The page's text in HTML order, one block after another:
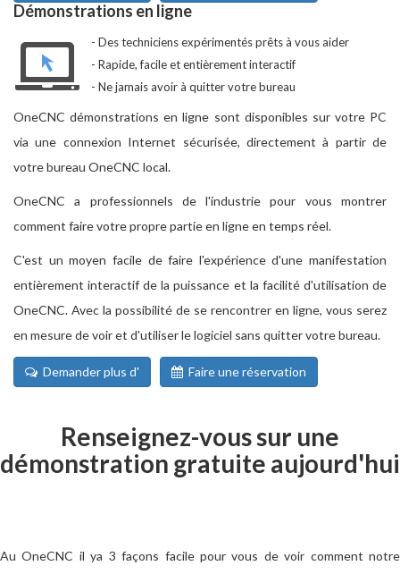
Démonstrations en ligne
Des techniciens expérimentés prêts à vous aider
Rapide, facile et entièrement interactif
Ne jamais avoir à quitter votre bureau
OneCNC démonstrations en ligne sont disponibles sur votre PC
via une connexion Internet sécurisée, directement à partir de
votre bureau OneCNC local.
OneCNC a professionnels de l'industrie pour vous montrer
comment faire votre propre partie en ligne en temps réel.
C'est un moyen facile de faire l'expérience d'une manifestation
entièrement interactif de la puissance et la facilité d'utilisation de
OneCNC. Avec la possibilité de se rencontrer en ligne, vous serez
en mesure de voir et d'utiliser le logiciel sans quitter votre bureau.
Demander plus d' Faire une réservation
Renseignez-vous sur une
démonstration gratuite aujourd'hui
Au OneCNC il ya 3 façons facile pour vous de voir comment notre